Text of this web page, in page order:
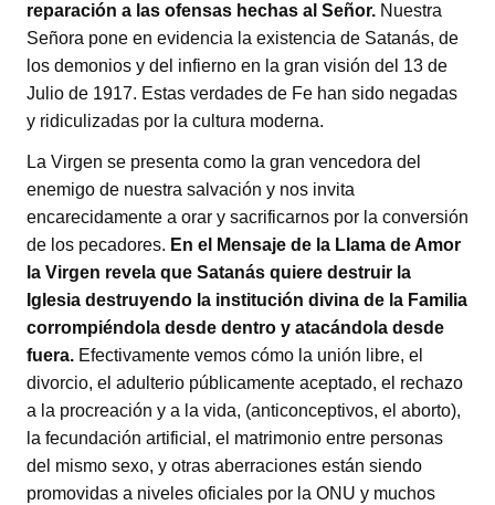
reparación a las ofensas hechas al Señor. Nuestra
Señora pone en evidencia la existencia de Satanás, de
los demonios y del infierno en la gran visión del 13 de
Julio de 1917. Estas verdades de Fe han sido negadas
y ridiculizadas por la cultura moderna.
La Virgen se presenta como la gran vencedora del
enemigo de nuestra salvación y nos invita
encarecidamente a orar y sacrificarnos por la conversión
de los pecadores. En el Mensaje de la Llama de Amor
la Virgen revela que Satanás quiere destruir la
Iglesia destruyendo la institución divina de la Familia
corrompiéndola desde dentro y atacándola desde
fuera. Efectivamente vemos cómo la unión libre, el
divorcio, el adulterio públicamente aceptado, el rechazo
a la procreación y a la vida, (anticonceptivos, el aborto),
la fecundación artificial, el matrimonio entre personas
del mismo sexo, y otras aberraciones están siendo
promovidas a niveles oficiales por la ONU y muchos